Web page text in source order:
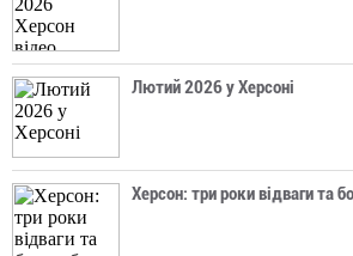
Лютий 2026 у Херсоні
Херсон: три роки відваги та